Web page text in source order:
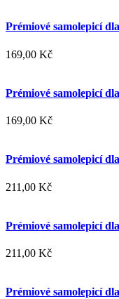
Prémiové samolepicí
169,00 Kč
Prémiové samolepicí
169,00 Kč
Prémiové samolepicí
211,00 Kč
Prémiové samolepicí
211,00 Kč
Prémiové samolepicí